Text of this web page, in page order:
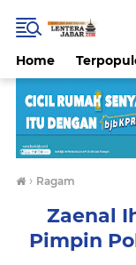
Home
› Ragam
Zaenal
Pimpin